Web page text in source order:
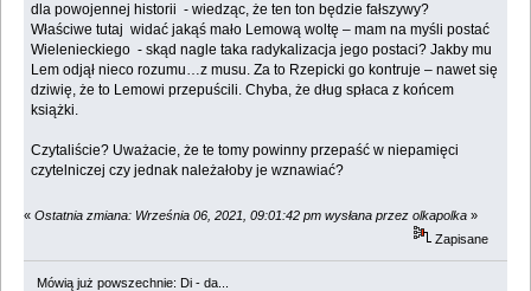
dla powojennej historii - wiedząc, że ten ton będzie fałszywy?
Właściwe tutaj widać jakąś mało Lemową woltę – mam na myśli postać
Wielenieckiego - skąd nagle taka radykalizacja jego postaci? Jakby mu
Lem odjął nieco rozumu…z musu. Za to Rzepicki go kontruje – nawet się
dziwię, że to Lemowi przepuścili. Chyba, że dług spłaca z końcem
książki.
Czytaliście? Uważacie, że te tomy powinny przepaść w niepamięci
czytelniczej czy jednak należałoby je wznawiać?
« Ostatnia zmiana: Września 06, 2021, 09:01:42 pm wysłana przez olkapolka »
Zapisane
Mówią już powszechnie: Di - da...